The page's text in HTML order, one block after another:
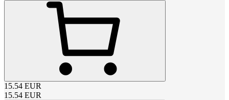
15.54 EUR
15.54 EUR